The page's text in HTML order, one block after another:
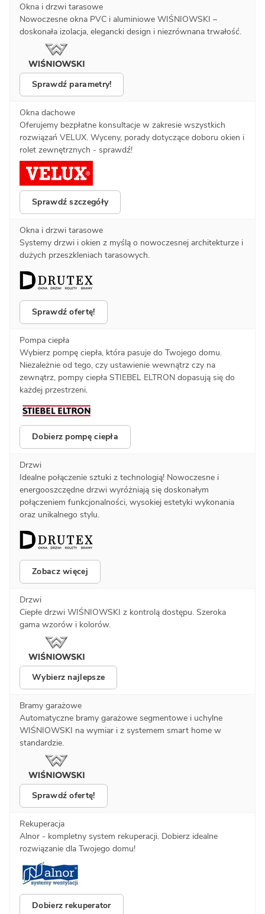
Okna i drzwi tarasowe
Nowoczesne okna PVC i aluminiowe WIŚNIOWSKI –
doskonała izolacja, elegancki design i niezrównana trwałość.
Sprawdź parametry!
Okna dachowe
Oferujemy bezpłatne konsultacje w zakresie wszystkich
rozwiązań VELUX. Wyceny, porady dotyczące doboru okien i
rolet zewnętrznych - sprawdź!
Sprawdź szczegóły
Okna i drzwi tarasowe
Systemy drzwi i okien z myślą o nowoczesnej architekturze i
dużych przeszkleniach tarasowych.
Sprawdź ofertę!
Pompa ciepła
Wybierz pompę ciepła, która pasuje do Twojego domu.
Niezależnie od tego, czy ustawienie wewnątrz czy na
zewnątrz, pompy ciepła STIEBEL ELTRON dopasują się do
każdej przestrzeni.
Dobierz pompę ciepła
Drzwi
Idealne połączenie sztuki z technologią! Nowoczesne i
energooszczędne drzwi wyróżniają się doskonałym
połączeniem funkcjonalności, wysokiej estetyki wykonania
oraz unikalnego stylu.
Zobacz więcej
Drzwi
Ciepłe drzwi WIŚNIOWSKI z kontrolą dostępu. Szeroka
gama wzorów i kolorów.
Wybierz najlepsze
Bramy garażowe
Automatyczne bramy garażowe segmentowe i uchylne
WIŚNIOWSKI na wymiar i z systemem smart home w
standardzie.
Sprawdź ofertę!
Rekuperacja
Alnor - kompletny system rekuperacji. Dobierz idealne
rozwiązanie dla Twojego domu!
Dobierz rekuperator